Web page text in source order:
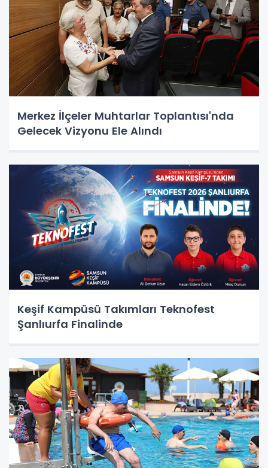
Merkez İlçeler Muhtarlar Toplantısı'nda
Gelecek Vizyonu Ele Alındı
Keşif Kampüsü Takımları Teknofest
Şanlıurfa Finalinde